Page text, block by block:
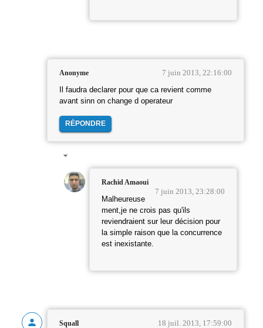
Anonyme 7 juin 2013, 22:16:00
Il faudra declarer pour que ca revient comme
avant sinn on change d operateur
RÉPONDRE
Rachid Amaoui
7 juin 2013, 23:28:00
Malheureuse
ment,je ne crois pas qu'ils
reviendraient sur leur décision pour
la simple raison que la concurrence
est inexistante.
Squall 18 juil. 2013, 17:59:00